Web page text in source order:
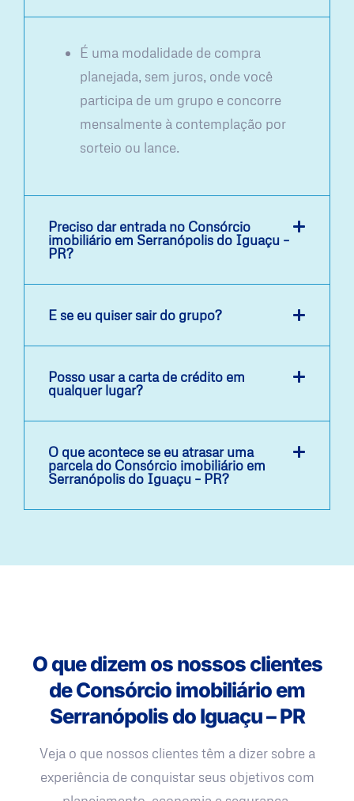
É uma modalidade de compra
planejada, sem juros, onde você
participa de um grupo e concorre
mensalmente à contemplação por
sorteio ou lance.
Preciso dar entrada no Consórcio
imobiliário em Serranópolis do Iguaçu –
PR?
E se eu quiser sair do grupo?
Posso usar a carta de crédito em
qualquer lugar?
O que acontece se eu atrasar uma
parcela do Consórcio imobiliário em
Serranópolis do Iguaçu – PR?
O que dizem os nossos clientes
de Consórcio imobiliário em
Serranópolis do Iguaçu – PR
Veja o que nossos clientes têm a dizer sobre a
experiência de conquistar seus objetivos com